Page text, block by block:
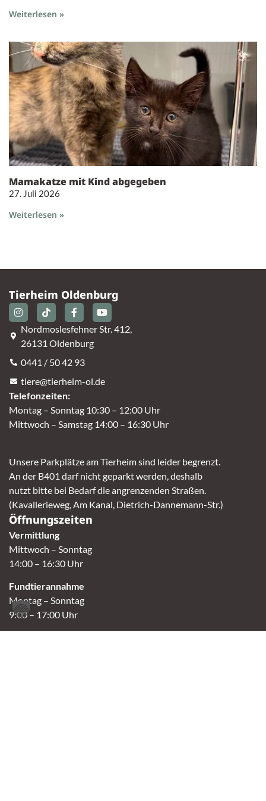
Weiterlesen »
Mamakatze mit Kind abgegeben
27. Juli 2026
Weiterlesen »
Tierheim Oldenburg
Nordmoslesfehner Str. 412,
26131 Oldenburg
0441 / 50 42 93
tiere@tierheim-ol.de
Telefonzeiten:
Montag – Sonntag 10:30 – 12:00 Uhr
Mittwoch – Samstag 14:00 – 16:30 Uhr
Unsere Parkplätze am Tierheim sind leider begrenzt.
An der B401 darf nicht geparkt werden, deshalb
nutzt bitte bei Bedarf die angrenzenden Straßen.
(Kavallerieweg, Am Kanal, Dietrich-Dannemann-Str.)
Öffnungszeiten
Vermittlung
Mittwoch – Sonntag
14:00 – 16:30 Uhr
Fundtierannahme
Montag – Sonntag
9:00 – 17:00 Uhr